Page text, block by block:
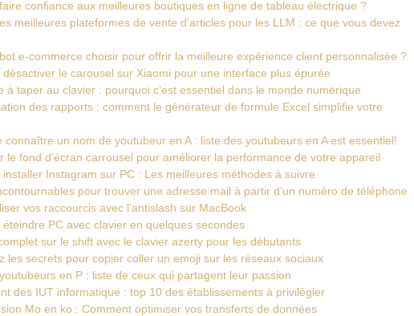
confiance aux meilleures boutiques en ligne de tableau électrique ?
meilleures plateformes de vente d’articles pour les LLM : ce que vous devez
e-commerce choisir pour offrir la meilleure expérience client personnalisée ?
désactiver le carousel sur Xiaomi pour une interface plus épurée
à taper au clavier : pourquoi c’est essentiel dans le monde numérique
des rapports : comment le générateur de formule Excel simplifie votre
connaître un nom de youtubeur en A : liste des youtubeurs en A est essentiel!
le fond d’écran carrousel pour améliorer la performance de votre appareil
Instagram sur PC : Les meilleures méthodes à suivre
pour trouver une adresse mail à partir d’un numéro de téléphone
vos raccourcis avec l’antislash sur MacBook
PC avec clavier en quelques secondes
sur le shift avec le clavier azerty pour les débutants
les secrets pour copier coller un emoji sur les réseaux sociaux
en P : liste de ceux qui partagent leur passion
des IUT informatique : top 10 des établissements à privilégier
Mo en ko : Comment optimiser vos transferts de données